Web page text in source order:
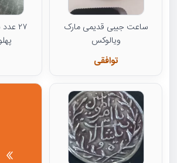
ساعت جیبی قدیمی مارک
ویالوکس
توافقی
۲۷